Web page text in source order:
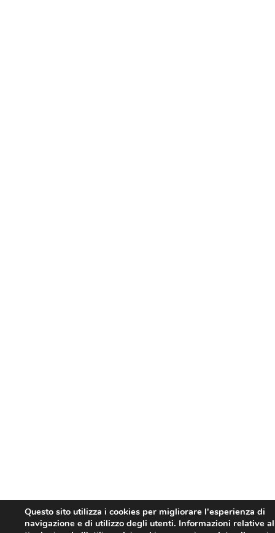
Questo sito utilizza i cookies per migliorare l'esperienza di
navigazione e di utilizzo degli utenti. Informazioni relative